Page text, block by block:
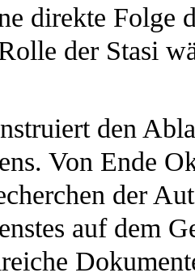
direkte Folge
der Stasi
den
Von Ende
der
auf dem